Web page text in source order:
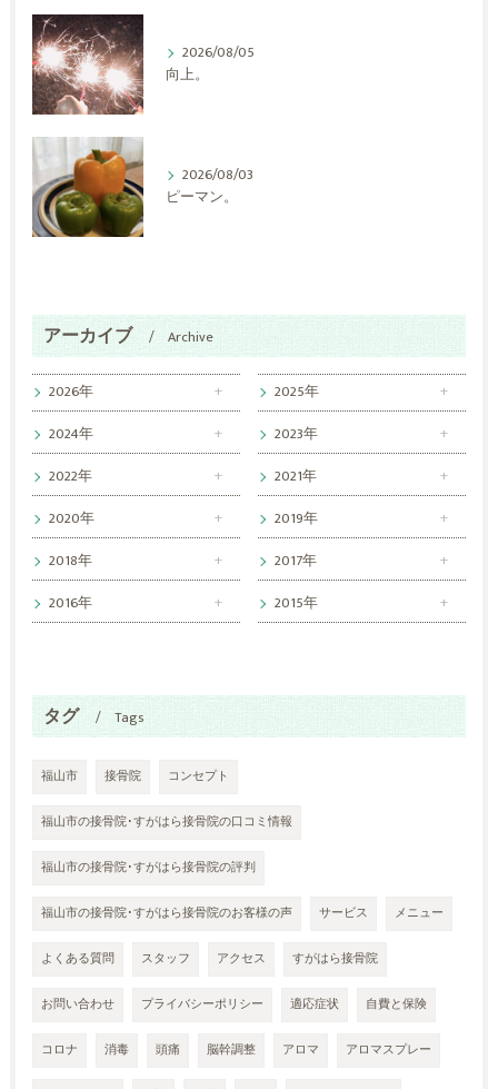
2026/08/05
向上。
2026/08/03
ピーマン。
アーカイブ Archive
2026年
2025年
2024年
2023年
2022年
2021年
2020年
2019年
2018年
2017年
2016年
2015年
タグ Tags
福山市 接骨院 コンセプト
福山市の接骨院･すがはら接骨院の口コミ情報
福山市の接骨院･すがはら接骨院の評判
福山市の接骨院･すがはら接骨院のお客様の声 サービス メニュー
よくある質問 スタッフ アクセス すがはら接骨院
お問い合わせ プライバシーポリシー 適応症状 自費と保険
コロナ 消毒 頭痛 脳幹調整 アロマ アロマスプレー